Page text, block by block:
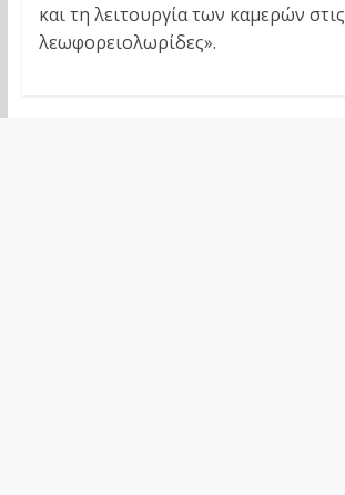
και τη λειτουργία των καμερών στις
λεωφορειολωρίδες».